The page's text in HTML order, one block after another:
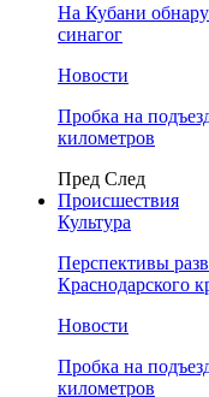
На Кубани
синагог
Новости
Пробка на
километров
Пред След
Происшествия
Культура
Перспективы
Краснодарского
Новости
Пробка на
километров